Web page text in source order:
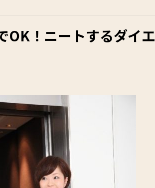
OK！ニートするダイ